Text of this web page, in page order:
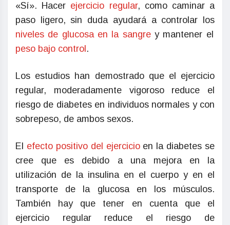
«Sí». Hacer ejercicio regular, como caminar a
paso ligero, sin duda ayudará a controlar los
niveles de glucosa en la sangrey mantener el
peso bajo control .
Los estudios han demostrado que el ejercicio
regular, moderadamente vigoroso reduce el
riesgo de diabetes en individuos normales y con
sobrepeso, de ambos sexos.
El efecto positivo del ejercicio en la diabetes se
cree que es debido a una mejora en la
utilización de la insulina en el cuerpo y en el
transporte de la glucosa en los músculos.
También hay que tener en cuenta que el
ejercicio regular reduce el riesgo de